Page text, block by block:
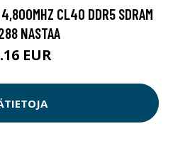
CL40 DDR5 SDRAM
NASTAA
EUR